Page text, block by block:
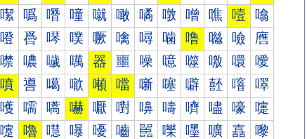
噄 噅 噆 噇 噈 噉 噊 噋 噌 噍 噎 噏
噔 噕 噖 噗 噘 噙 噚 噛 噜 噝 噞 噟
噤 噥 噦 噧 器 噩 噪 噫 噬 噭 噮 噯
噴 噵 噶 噷 噸 噹 噺 噻 噼 噽 噾 噿
嚄 嚅 嚆 嚇 嚈 嚉 嚊 嚋 嚌 嚍 嚎 嚏
嚔 嚕 嚖 嚗 嚘 嚙 嚚 嚛 嚜 嚝 嚞 嚟